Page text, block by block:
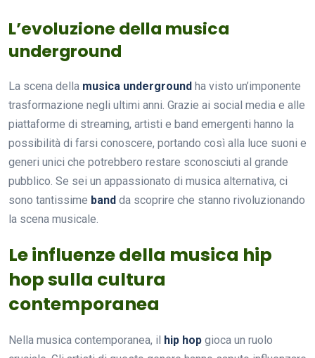
L’evoluzione della musica
underground
La scena della musica underground ha visto un’imponente
trasformazione negli ultimi anni. Grazie ai social media e alle
piattaforme di streaming, artisti e band emergenti hanno la
possibilità di farsi conoscere, portando così alla luce suoni e
generi unici che potrebbero restare sconosciuti al grande
pubblico. Se sei un appassionato di musica alternativa, ci
sono tantissime band da scoprire che stanno rivoluzionando
la scena musicale.
Le influenze della musica hip
hop sulla cultura
contemporanea
Nella musica contemporanea, il hip hop gioca un ruolo